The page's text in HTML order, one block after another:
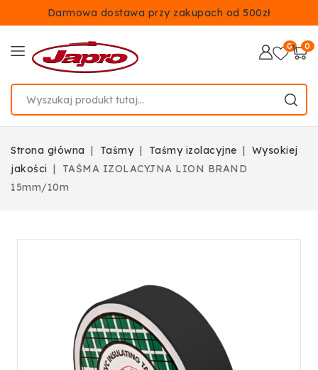
Darmowa dostawa przy zakupach od 500zł
0 0
Strona główna Taśmy Taśmy izolacyjne
Wysokiej
jakości
TAŚMA IZOLACYJNA LION BRAND
15mm/10m